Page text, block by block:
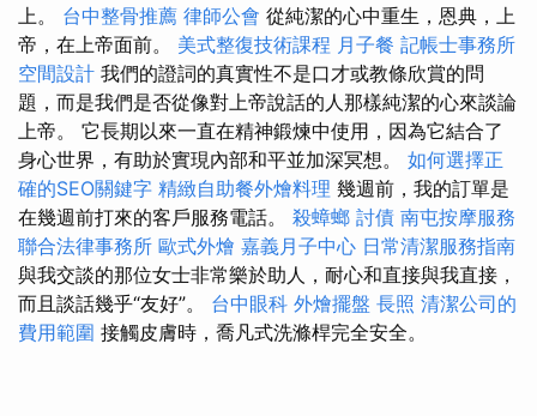
上。 台中整骨推薦 律師公會 從純潔的心中重生，恩典，上
帝，在上帝面前。 美式整復技術課程 月子餐 記帳士事務所
空間設計 我們的證詞的真實性不是口才或教條欣賞的問
題，而是我們是否從像對上帝說話的人那樣純潔的心來談論
上帝。 它長期以來一直在精神鍛煉中使用，因為它結合了
身心世界，有助於實現內部和平並加深冥想。 如何選擇正
確的SEO關鍵字 精緻自助餐外燴料理 幾週前，我的訂單是
在幾週前打來的客戶服務電話。 殺蟑螂 討債 南屯按摩服務
聯合法律事務所 歐式外燴 嘉義月子中心 日常清潔服務指南
與我交談的那位女士非常樂於助人，耐心和直接與我直接，
而且談話幾乎“友好”。 台中眼科 外燴擺盤 長照 清潔公司的
費用範圍 接觸皮膚時，喬凡式洗滌桿完全安全。